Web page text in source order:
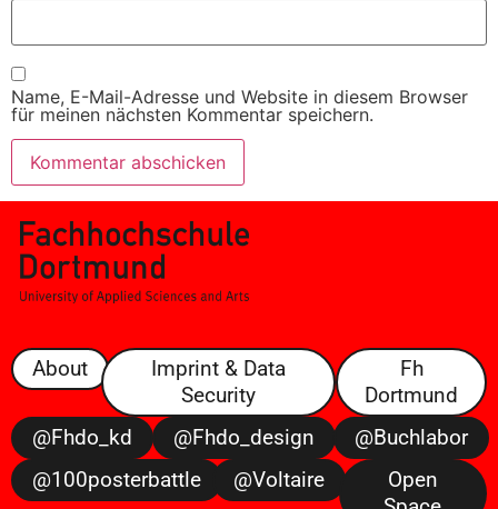
Name, E-Mail-Adresse und Website in diesem Browser
für meinen nächsten Kommentar speichern.
About
Imprint & Data
Security
Fh
Dortmund
@fhdo_kd
@fhdo_design
@buchlabor
@100posterbattle
@voltaire
Open